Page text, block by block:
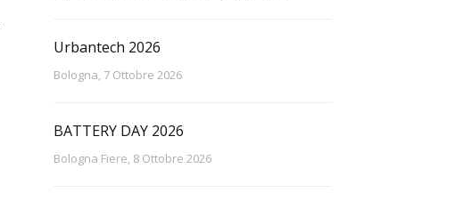
Urbantech 2026
Bologna, 7 Ottobre 2026
BATTERY DAY 2026
Bologna Fiere, 8 Ottobre 2026